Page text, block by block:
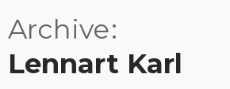
Archive
Lennart Karl